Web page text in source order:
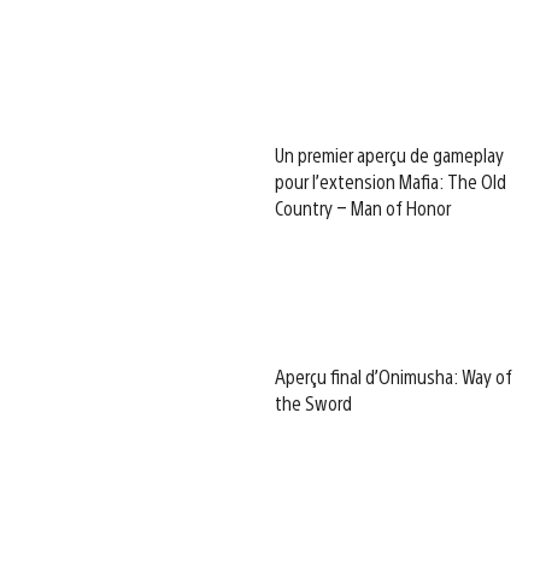
Un premier aperçu de gameplay
pour l’extension Mafia: The Old
Country – Man of Honor
Aperçu final d’Onimusha: Way of
the Sword